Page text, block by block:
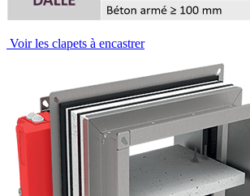
Voir les clapets à encastrer